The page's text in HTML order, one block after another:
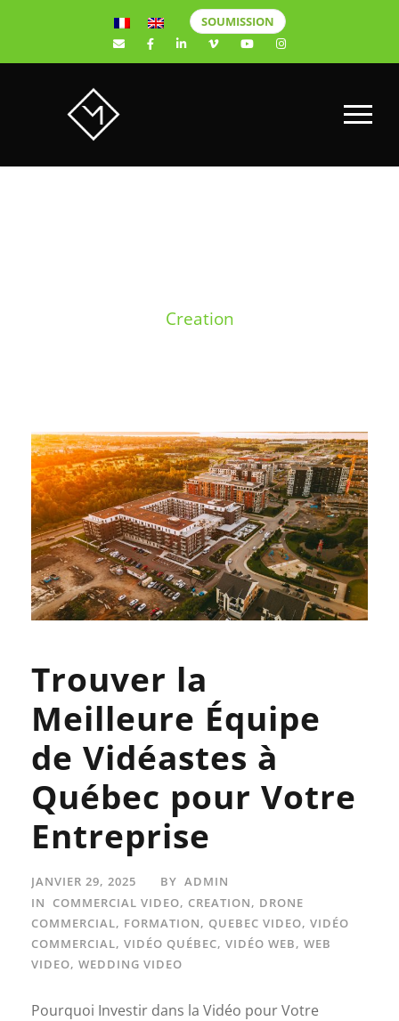
SOUMISSION
Creation
Trouver la
Meilleure Équipe
de Vidéastes à
Québec pour Votre
Entreprise
JANVIER 29, 2025 BY ADMIN
IN
COMMERCIAL VIDEO, CREATION, DRONE
COMMERCIAL, FORMATION, QUEBEC VIDEO, VIDÉO
COMMERCIAL, VIDÉO QUÉBEC, VIDÉO WEB, WEB
VIDEO, WEDDING VIDEO
Pourquoi Investir dans la Vidéo pour Votre